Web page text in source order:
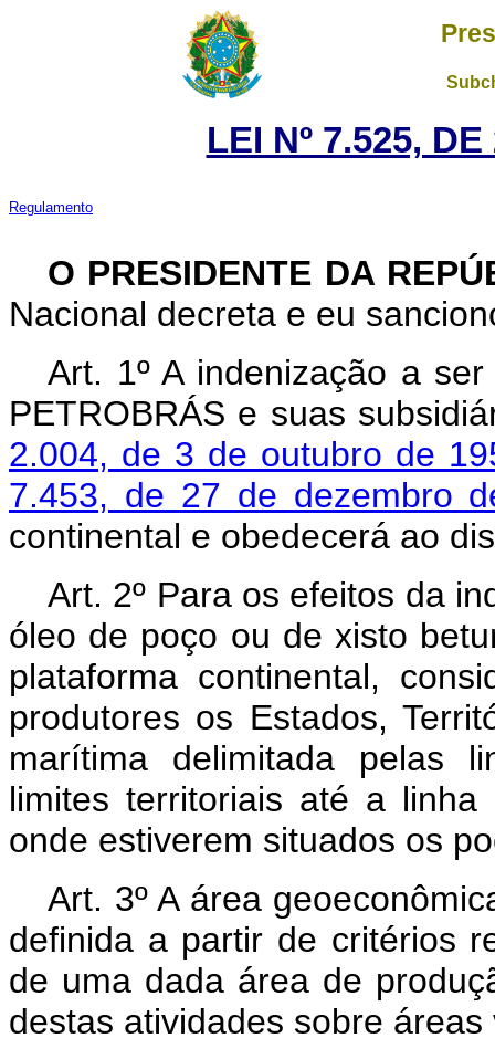
LEI Nº 7.525,
Regulamento
O PRESIDENTE DA
Nacional decreta e eu
Art. 1º A indenização a
PETROBRÁS e suas
2.004, de 3 de outubro de
7.453, de 27 de dezembro
continental e obedecerá ao
Art. 2º Para os efeitos da
óleo de poço ou de xisto
plataforma continental,
produtores os Estados,
marítima delimitada pelas
limites territoriais até a
onde estiverem situados os
Art. 3º A área
definida a partir de critérios
de uma dada área de
destas atividades sobre áreas